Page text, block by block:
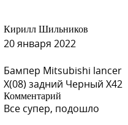
H14 - ORANGE (Оранжевый)
Кирилл Шильников
20 января 2022
Бампер Mitsubishi lancer
X(08) задний Черный X42
Комментарий
Все супер, подошло